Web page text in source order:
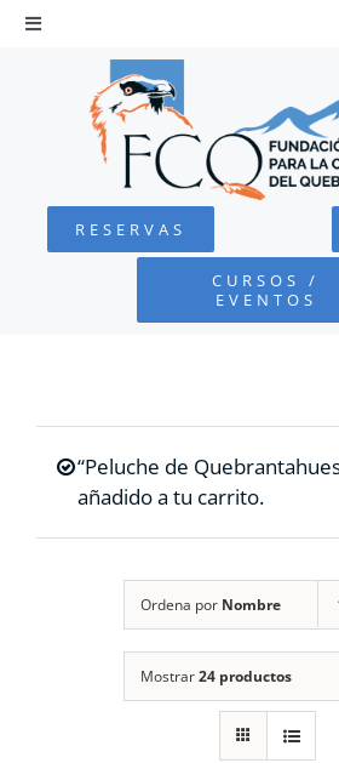
Saltar
Toggle
Navigation
QUEBRANTAHUESOS
FUNDACIÓN
COLABORA
RESERVAS
CURSOS /
EVENTOS
“Peluche de
añadido a tu carrito.
Ordena por Nombre
Mostrar24 productos